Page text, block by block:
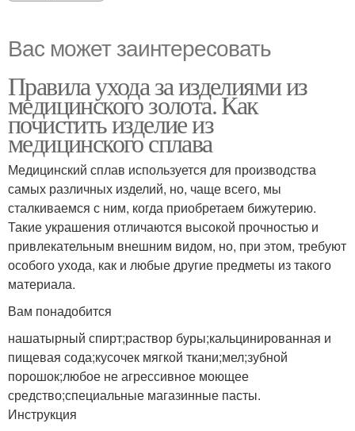
Вас может заинтересовать
Правила ухода за изделиями из
медицинского золота. Как
почистить изделие из
медицинского сплава
Медицинский сплав используется для производства
самых различных изделий, но, чаще всего, мы
сталкиваемся с ним, когда приобретаем бижутерию.
Такие украшения отличаются высокой прочностью и
привлекательным внешним видом, но, при этом, требуют
особого ухода, как и любые другие предметы из такого
материала.
Вам понадобится
нашатырный спирт;раствор буры;кальцинированная и
пищевая сода;кусочек мягкой ткани;мел;зубной
порошок;любое не агрессивное моющее
средство;специальные магазинные пасты.
Инструкция